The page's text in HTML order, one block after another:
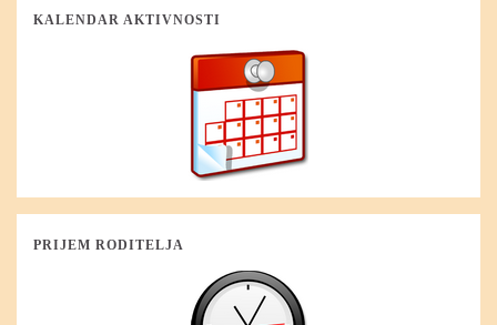
KALENDAR AKTIVNOSTI
PRIJEM RODITELJA